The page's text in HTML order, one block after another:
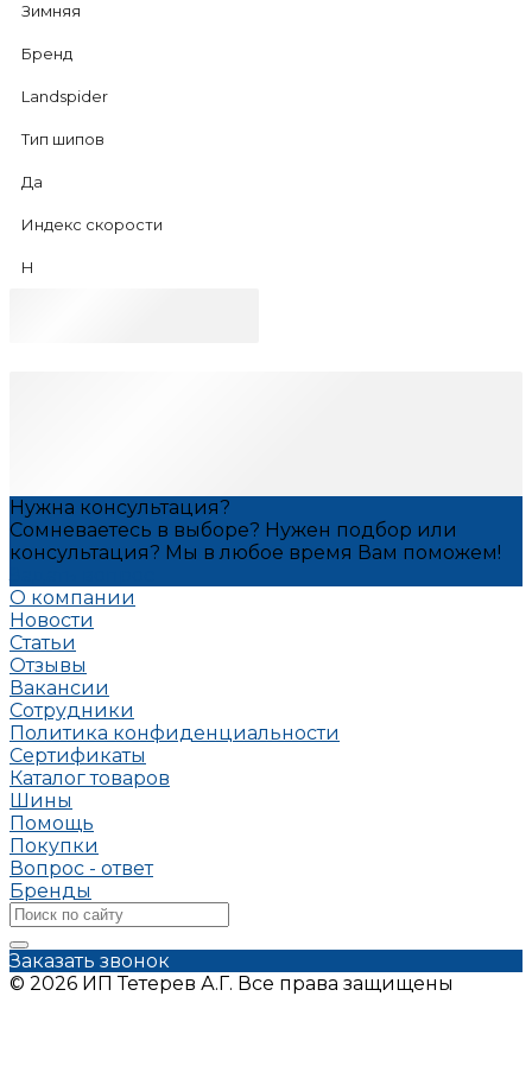
Зимняя
Бренд
Landspider
Тип шипов
Да
Индекс скорости
H
Нужна консультация?
Сомневаетесь в выборе? Нужен подбор или
консультация? Мы в любое время Вам поможем!
О компании
Новости
Статьи
Отзывы
Вакансии
Сотрудники
Политика конфиденциальности
Сертификаты
Каталог товаров
Шины
Помощь
Покупки
Вопрос - ответ
Бренды
Заказать звонок
© 2026 ИП Тетерев А.Г. Все права защищены